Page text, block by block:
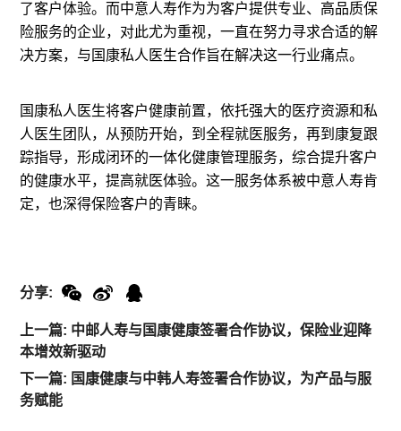
了客户体验。而中意人寿作为为客户提供专业、高品质保
险服务的企业，对此尤为重视，一直在努力寻求合适的解
决方案，与国康私人医生合作旨在解决这一行业痛点。
国康私人医生将客户健康前置，依托强大的医疗资源和私
人医生团队，从预防开始，到全程就医服务，再到康复跟
踪指导，形成闭环的一体化健康管理服务，综合提升客户
的健康水平，提高就医体验。这一服务体系被中意人寿肯
定，也深得保险客户的青睐。
上一篇: 中邮人寿与国康健康签署合作协议，保险业迎降
本增效新驱动
下一篇: 国康健康与中韩人寿签署合作协议，为产品与服
务赋能
分享: